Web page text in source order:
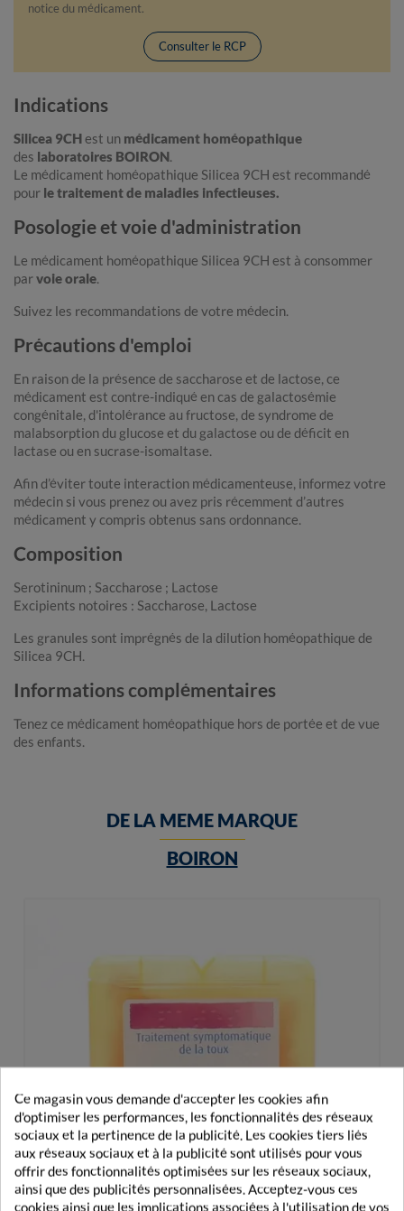
notice du médicament.
Consulter le RCP
Indications
Silicea 9CHest un médicament homéopathique
des laboratoires BOIRON.
Le médicament homéopathique Silicea 9CH est recommandé
pour le traitement de maladies infectieuses.
Posologie et voie d'administration
Le médicament homéopathique Silicea 9CH est à consommer
parvoie orale.
Suivez les recommandations de votre médecin.
Précautions d'emploi
En raison de la présence de saccharose et de lactose, ce
médicament est contre-indiqué en cas de galactosémie
congénitale, d'intolérance au fructose, de syndrome de
malabsorption du glucose et du galactose ou de déficit en
lactase ou en sucrase-isomaltase.
Afin d’éviter toute interaction médicamenteuse, informez votre
médecin si vous prenez ou avez pris récemment d’autres
médicament y compris obtenus sans ordonnance.
Composition
Serotininum ; Saccharose ; Lactose
Excipients notoires : Saccharose, Lactose
Les granules sont imprégnés de la dilution homéopathique de
Silicea 9CH.
Informations complémentaires
Tenez ce médicament homéopathique hors de portée et de vue
des enfants.
DE LA MEME MARQUE
BOIRON
Ce magasin vous demande d'accepter les cookies afin
d'optimiser les performances, les fonctionnalités des réseaux
sociaux et la pertinence de la publicité. Les cookies tiers liés
aux réseaux sociaux et à la publicité sont utilisés pour vous
offrir des fonctionnalités optimisées sur les réseaux sociaux,
ainsi que des publicités personnalisées. Acceptez-vous ces
cookies ainsi que les implications associées à l'utilisation de vos